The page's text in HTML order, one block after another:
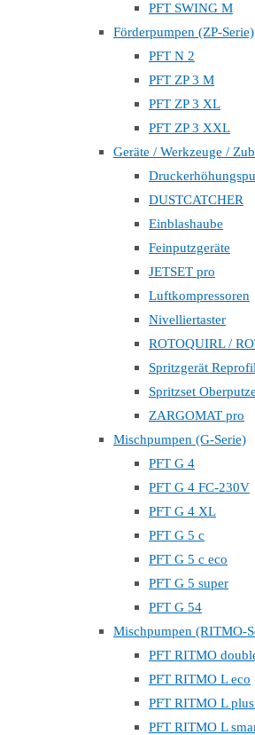
PFT SWING M
Förderpumpen (ZP-Serie)
PFT N 2
PFT ZP 3 M
PFT ZP 3 XL
PFT ZP 3 XXL
Geräte / Werkzeuge /
DUSTCATCHER
Einblashaube
Feinputzgeräte
JETSET pro
Luftkompressoren
Nivelliertaster
ROTOQUIRL /
Spritzgerät
Spritzset Oberputze
ZARGOMAT pro
Mischpumpen (G-Serie)
PFT G 4
PFT G 4 FC-230V
PFT G 4 XL
PFT G 5 c
PFT G 5 c eco
PFT G 5 super
PFT G 54
Mischpumpen (RITMO-
PFT RITMO
PFT RITMO L eco
PFT RITMO L
PFT RITMO L